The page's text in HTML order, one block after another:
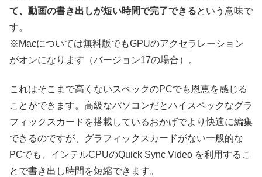
て、動画の書き出しが短い時間で完了できるという意味で
す。
※Macについては無料版でもGPUのアクセラレーション
がオンになります（バージョン17の場合）。
これはそこまで高くないスペックのPCでも恩恵を感じる
ことができます。高級なパソコンだとハイスペックなグラ
フィックスカードを搭載しているおかげでより快適に編集
できるのですが、グラフィックスカードがない一般的な
PCでも、インテルCPUのQuick Sync Video を利用するこ
とで書き出し時間を短縮できます。